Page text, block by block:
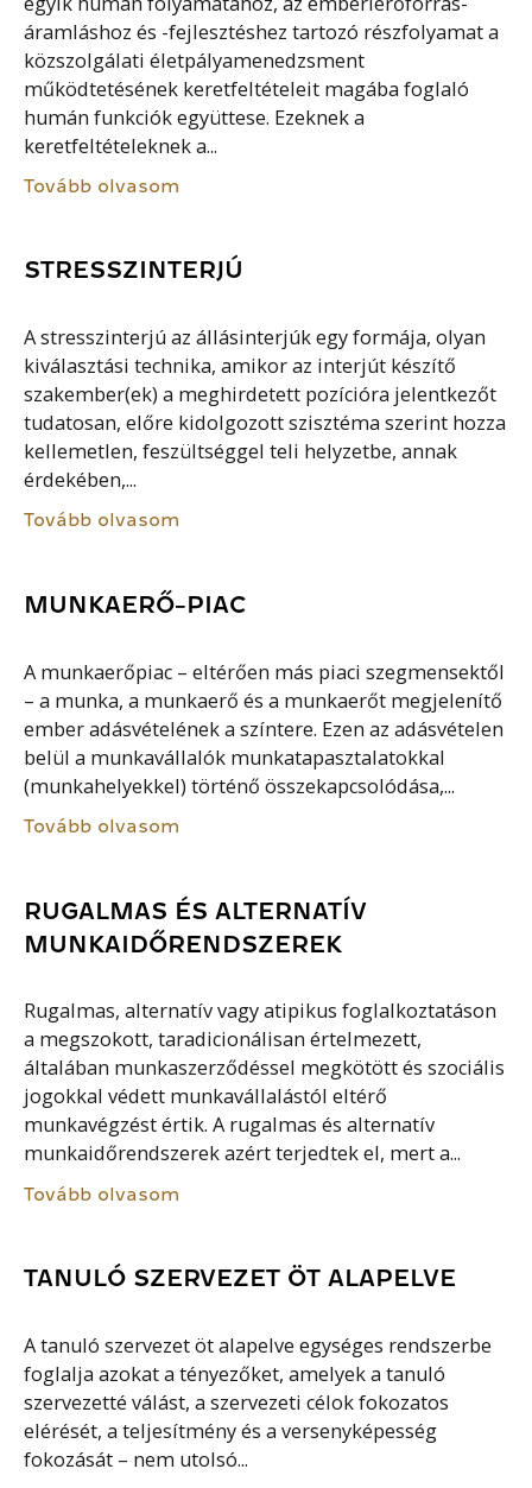
áramláshoz és -fejlesztéshez tartozó részfolyamat a
közszolgálati életpályamenedzsment
működtetésének keretfeltételeit magába foglaló
humán funkciók együttese. Ezeknek a
keretfeltételeknek a...
Tovább olvasom
STRESSZINTERJÚ
A stresszinterjú az állásinterjúk egy formája, olyan
kiválasztási technika, amikor az interjút készítő
szakember(ek) a meghirdetett pozícióra jelentkezőt
tudatosan, előre kidolgozott szisztéma szerint hozza
kellemetlen, feszültséggel teli helyzetbe, annak
érdekében,...
Tovább olvasom
MUNKAERŐ-PIAC
A munkaerőpiac – eltérően más piaci szegmensektől
– a munka, a munkaerő és a munkaerőt megjelenítő
ember adásvételének a színtere. Ezen az adásvételen
belül a munkavállalók munkatapasztalatokkal
(munkahelyekkel) történő összekapcsolódása,...
Tovább olvasom
RUGALMAS ÉS ALTERNATÍV
MUNKAIDŐRENDSZEREK
Rugalmas, alternatív vagy atipikus foglalkoztatáson
a megszokott, taradicionálisan értelmezett,
általában munkaszerződéssel megkötött és szociális
jogokkal védett munkavállalástól eltérő
munkavégzést értik. A rugalmas és alternatív
munkaidőrendszerek azért terjedtek el, mert a...
Tovább olvasom
TANULÓ SZERVEZET ÖT ALAPELVE
A tanuló szervezet öt alapelve egységes rendszerbe
foglalja azokat a tényezőket, amelyek a tanuló
szervezetté válást, a szervezeti célok fokozatos
elérését, a teljesítmény és a versenyképesség
fokozását – nem utolsó...